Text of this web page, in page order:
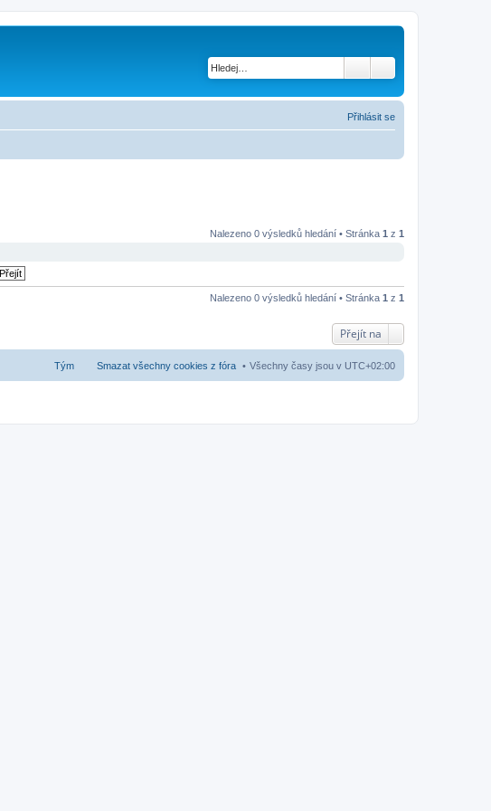
Přihlásit se
Nalezeno 0 výsledků hledání • Stránka 1 z 1
Nalezeno 0 výsledků hledání • Stránka 1 z 1
Přejít na
Všechny časy jsou v UTC+02:00
Smazat všechny cookies z fóra
Tým